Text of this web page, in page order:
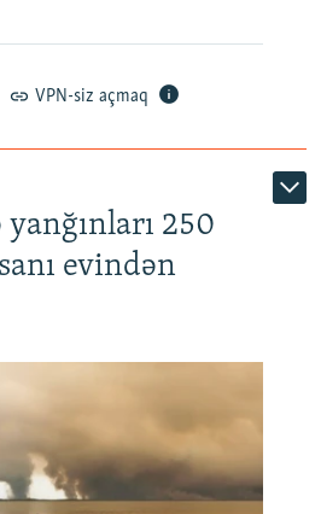
VPN-siz açmaq
250
evindən